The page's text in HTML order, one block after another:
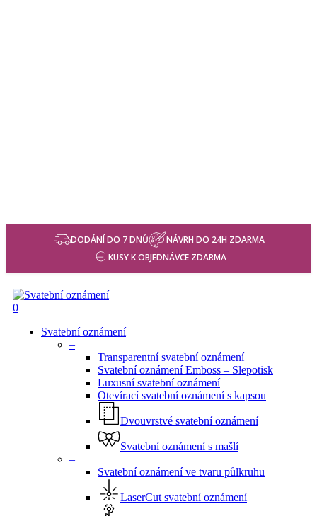
DODÁNÍ DO 7 DNŮ
NÁVRH DO 24H ZDARMA
KUSY K OBJEDNÁVCE ZDARMA
search
0
Svatební oznámení
–
Transparentní svatební oznámení
Svatební oznámení Emboss – Slepotisk
Luxusní svatební oznámení
Otevírací svatební oznámení s kapsou
Dvouvrstvé svatební oznámení
Svatební oznámení s mašlí
–
Svatební oznámení ve tvaru půlkruhu
LaserCut svatební oznámení